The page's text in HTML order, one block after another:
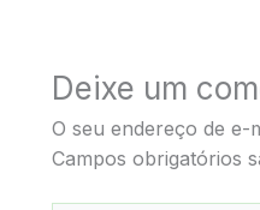
Deixe um
O seu endereço de e-
Campos obrigatórios